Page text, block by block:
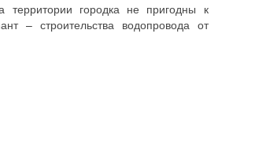
городка не пригодны к
– строительства водопровода от